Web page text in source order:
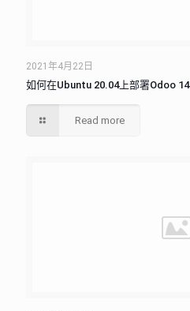
2021年4月22日
如何在Ubuntu 20.04上部署Odoo 14
Read more